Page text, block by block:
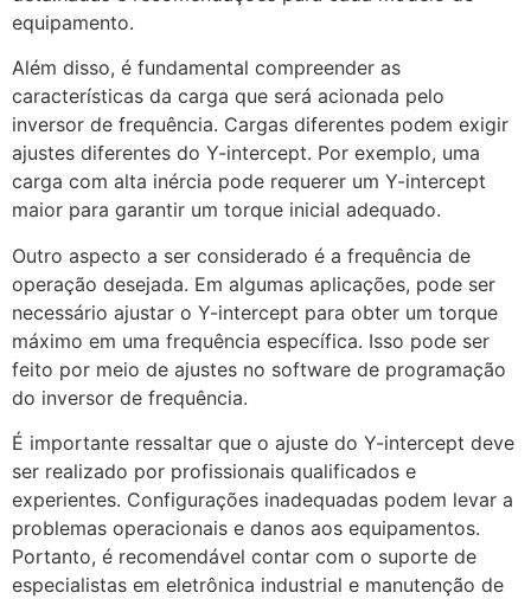
equipamento.
Além disso, é fundamental compreender as
características da carga que será acionada pelo
inversor de frequência. Cargas diferentes podem exigir
ajustes diferentes do Y-intercept. Por exemplo, uma
carga com alta inércia pode requerer um Y-intercept
maior para garantir um torque inicial adequado.
Outro aspecto a ser considerado é a frequência de
operação desejada. Em algumas aplicações, pode ser
necessário ajustar o Y-intercept para obter um torque
máximo em uma frequência específica. Isso pode ser
feito por meio de ajustes no software de programação
do inversor de frequência.
É importante ressaltar que o ajuste do Y-intercept deve
ser realizado por profissionais qualificados e
experientes. Configurações inadequadas podem levar a
problemas operacionais e danos aos equipamentos.
Portanto, é recomendável contar com o suporte de
especialistas em eletrônica industrial e manutenção de